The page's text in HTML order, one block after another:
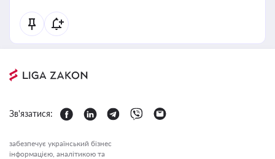
Зв'язатися:
забезпечує український бізнес
інформацією, аналітикою та